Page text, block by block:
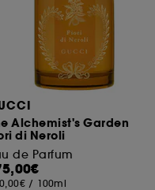
Alchemist's Garden
di Neroli
de Parfum
/ 100ml